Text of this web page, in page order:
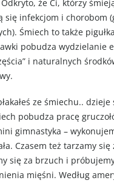
że Ci, którzy
się infekcjom i chorobom
Śmiech to także
pobudza wydzielanie
i naturalnych
ze śmiechu..
pobudza pracę
gimnastyka –
Czasem też tarzamy
się za brzuch i
mięśni. Według